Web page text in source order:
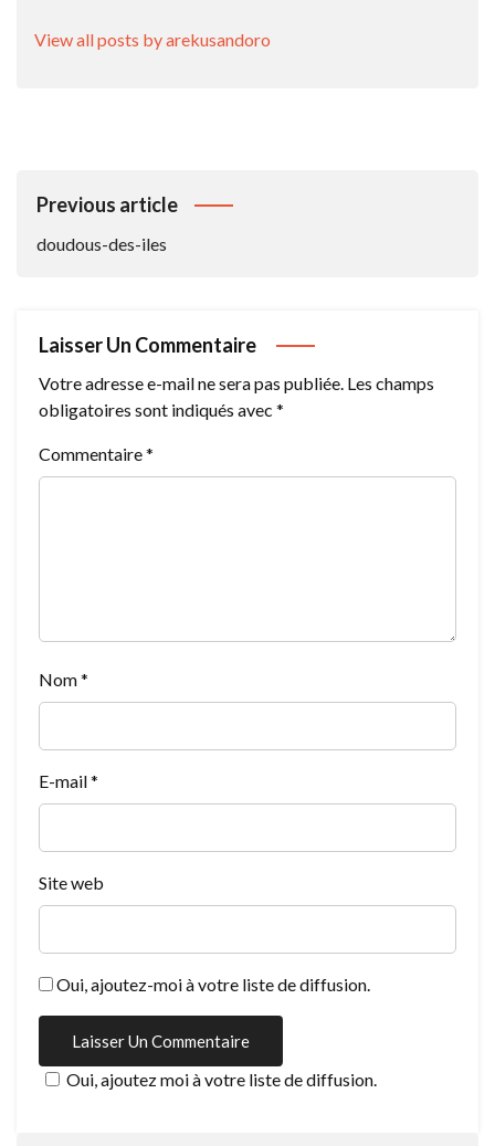
View all posts by arekusandoro
Navigation
L’article
Previous article
doudous-des-iles
Laisser Un Commentaire
Votre adresse e-mail ne sera pas publiée. Les champs
obligatoires sont indiqués avec *
Commentaire*
Nom*
E-mail*
Site web
Oui, ajoutez-moi à votre liste de diffusion.
Oui, ajoutez moi à votre liste de diffusion.